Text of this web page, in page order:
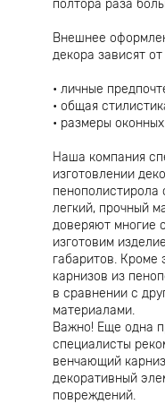
полтора раза
Внешнее
декора зависят
личные
общая
размеры
Наша компания
изготовлении
пенополистирола
легкий, прочный
доверяют многие
изготовим
габаритов. Кроме
карнизов из
в сравнении с
материалами.
Важно! Еще одна
специалисты
венчающий
декоративный
повреждений.